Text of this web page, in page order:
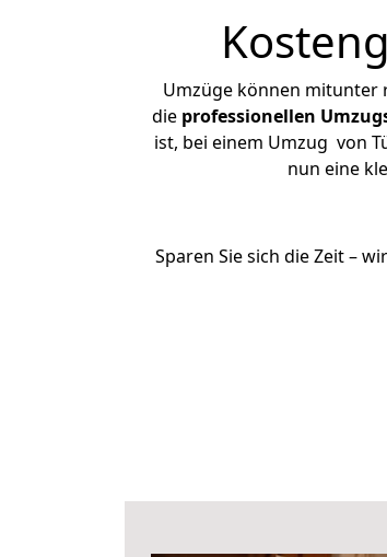
Umzüge können mitunter
die professionellen
ist, bei einem Umzug von
nun eine
Sparen Sie sich die Zeit –